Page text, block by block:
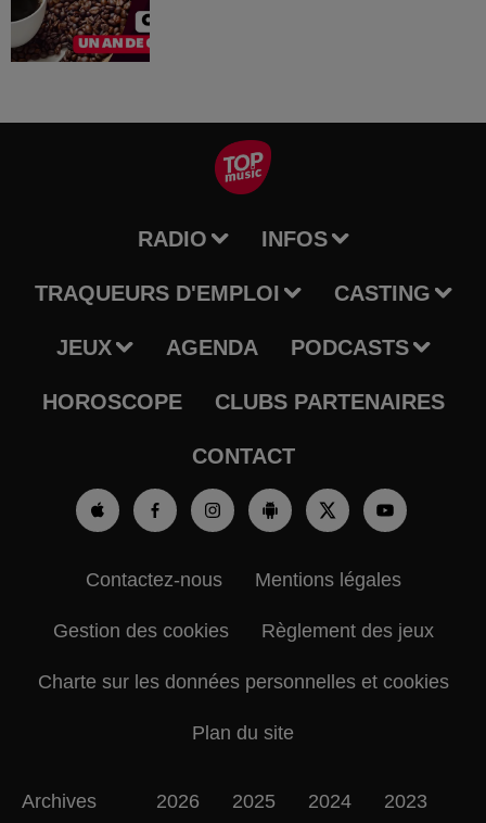
RADIO INFOS
TRAQUEURS D'EMPLOI CASTING
JEUX AGENDA PODCASTS
HOROSCOPE CLUBS PARTENAIRES
CONTACT
Contactez-nous Mentions légales
Gestion des cookies Règlement des jeux
Charte sur les données personnelles et cookies
Plan du site
Archives 2026 2025 2024 2023